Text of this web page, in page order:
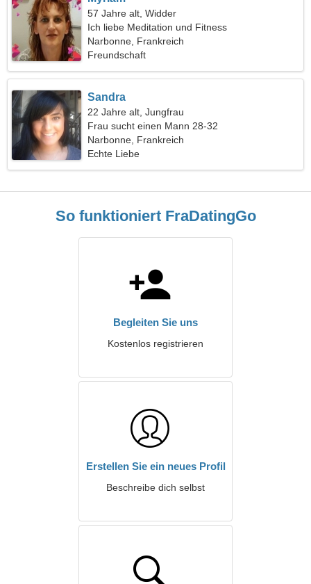
57 Jahre alt, Widder
Ich liebe Meditation und Fitness
Narbonne, Frankreich
Freundschaft
Sandra
22 Jahre alt, Jungfrau
Frau sucht einen Mann 28-32
Narbonne, Frankreich
Echte Liebe
So funktioniert FraDatingGo
Begleiten Sie uns
Kostenlos registrieren
Erstellen Sie ein neues Profil
Beschreibe dich selbst